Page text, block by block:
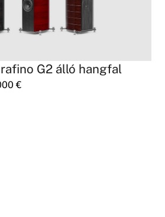
G2 álló hangfal
€